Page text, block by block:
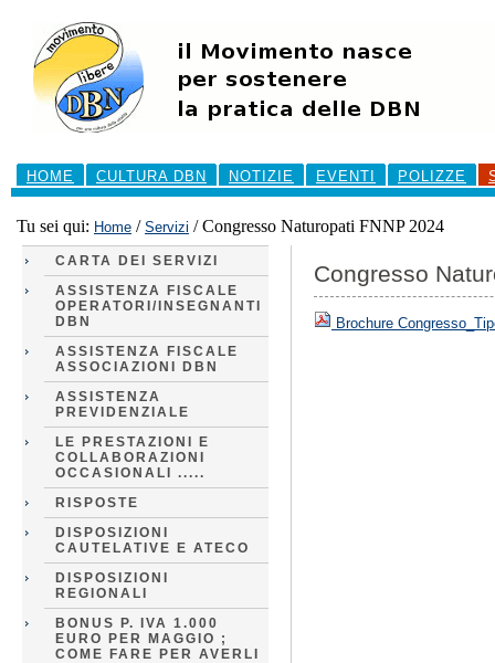
contenuti.
navigazione
Sezioni
HOME
CULTURA DBN NOTIZIE EVENTI POLIZZE
Tu sei qui: Home / Servizi /Congresso Naturopati FNNP 2024
CARTA DEI SERVIZI
ASSISTENZA FISCALE
OPERATORI/INSEGNANTI
DBN
ASSISTENZA FISCALE
ASSOCIAZIONI DBN
ASSISTENZA
PREVIDENZIALE
LE PRESTAZIONI E
COLLABORAZIONI
OCCASIONALI .....
RISPOSTE
DISPOSIZIONI
CAUTELATIVE E ATECO
DISPOSIZIONI
REGIONALI
BONUS P. IVA 1.000
EURO PER MAGGIO ;
COME FARE PER AVERLI
Congresso
Brochure